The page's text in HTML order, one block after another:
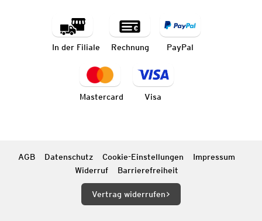
In der Filiale Rechnung PayPal
Mastercard Visa
AGB Datenschutz Cookie-Einstellungen
Impressum
Widerruf
Barrierefreiheit
Vertrag widerrufen